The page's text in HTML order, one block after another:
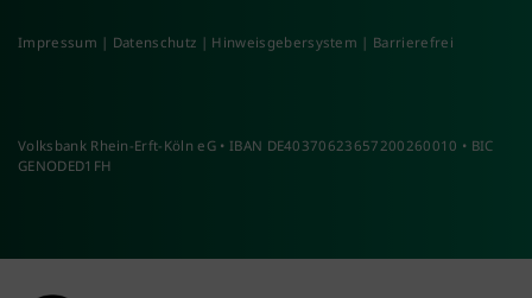
Impressum | Datenschutz | Hinweisgebersystem | Barrierefrei
Volksbank Rhein-Erft-Köln eG • IBAN DE40370623657200260010 • BIC
GENODED1FH